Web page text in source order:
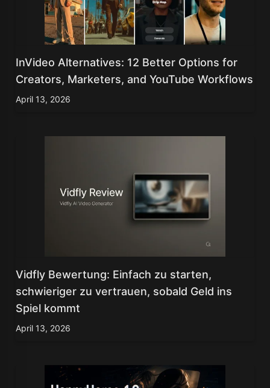
InVideo Alternatives: 12 Better Options for
Creators, Marketers, and YouTube Workflows
April 13, 2026
Vidfly Bewertung: Einfach zu starten,
schwieriger zu vertrauen, sobald Geld ins
Spiel kommt
April 13, 2026